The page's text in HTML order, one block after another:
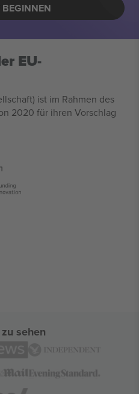
EU-
ist im Rahmen des
2020 für ihren Vorschlag
sehen